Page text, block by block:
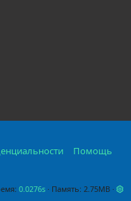
Помощь
0.0276s Память 2.75MB